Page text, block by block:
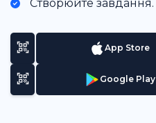
Створюйте завдання.
App Store
Google Play